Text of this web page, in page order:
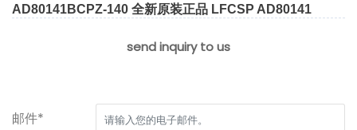
AD80141BCPZ-140 全新原装正品 LFCSP AD80141
send inquiry to us
邮件*